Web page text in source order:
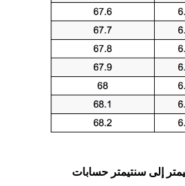
إلى سنتيمتر حسابات